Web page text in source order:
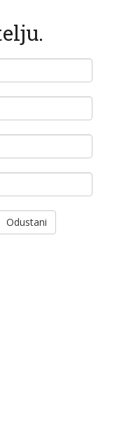
Odustani